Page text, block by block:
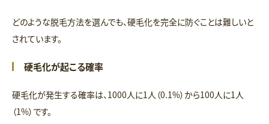
どのような脱毛方法を選んでも、硬毛化を完全に防ぐことは難しいと
されています。
硬毛化が起こる確率
硬毛化が発生する確率は、1000人に1人（0.1%）から100人に1人
（1%）です。